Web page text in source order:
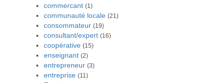
commercant (1)
communauté locale (21)
consommateur (19)
consultant/expert (16)
coopérative (15)
enseignant (2)
entrepreneur (3)
entreprise (11)